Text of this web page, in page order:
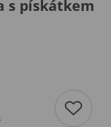
s pískátkem